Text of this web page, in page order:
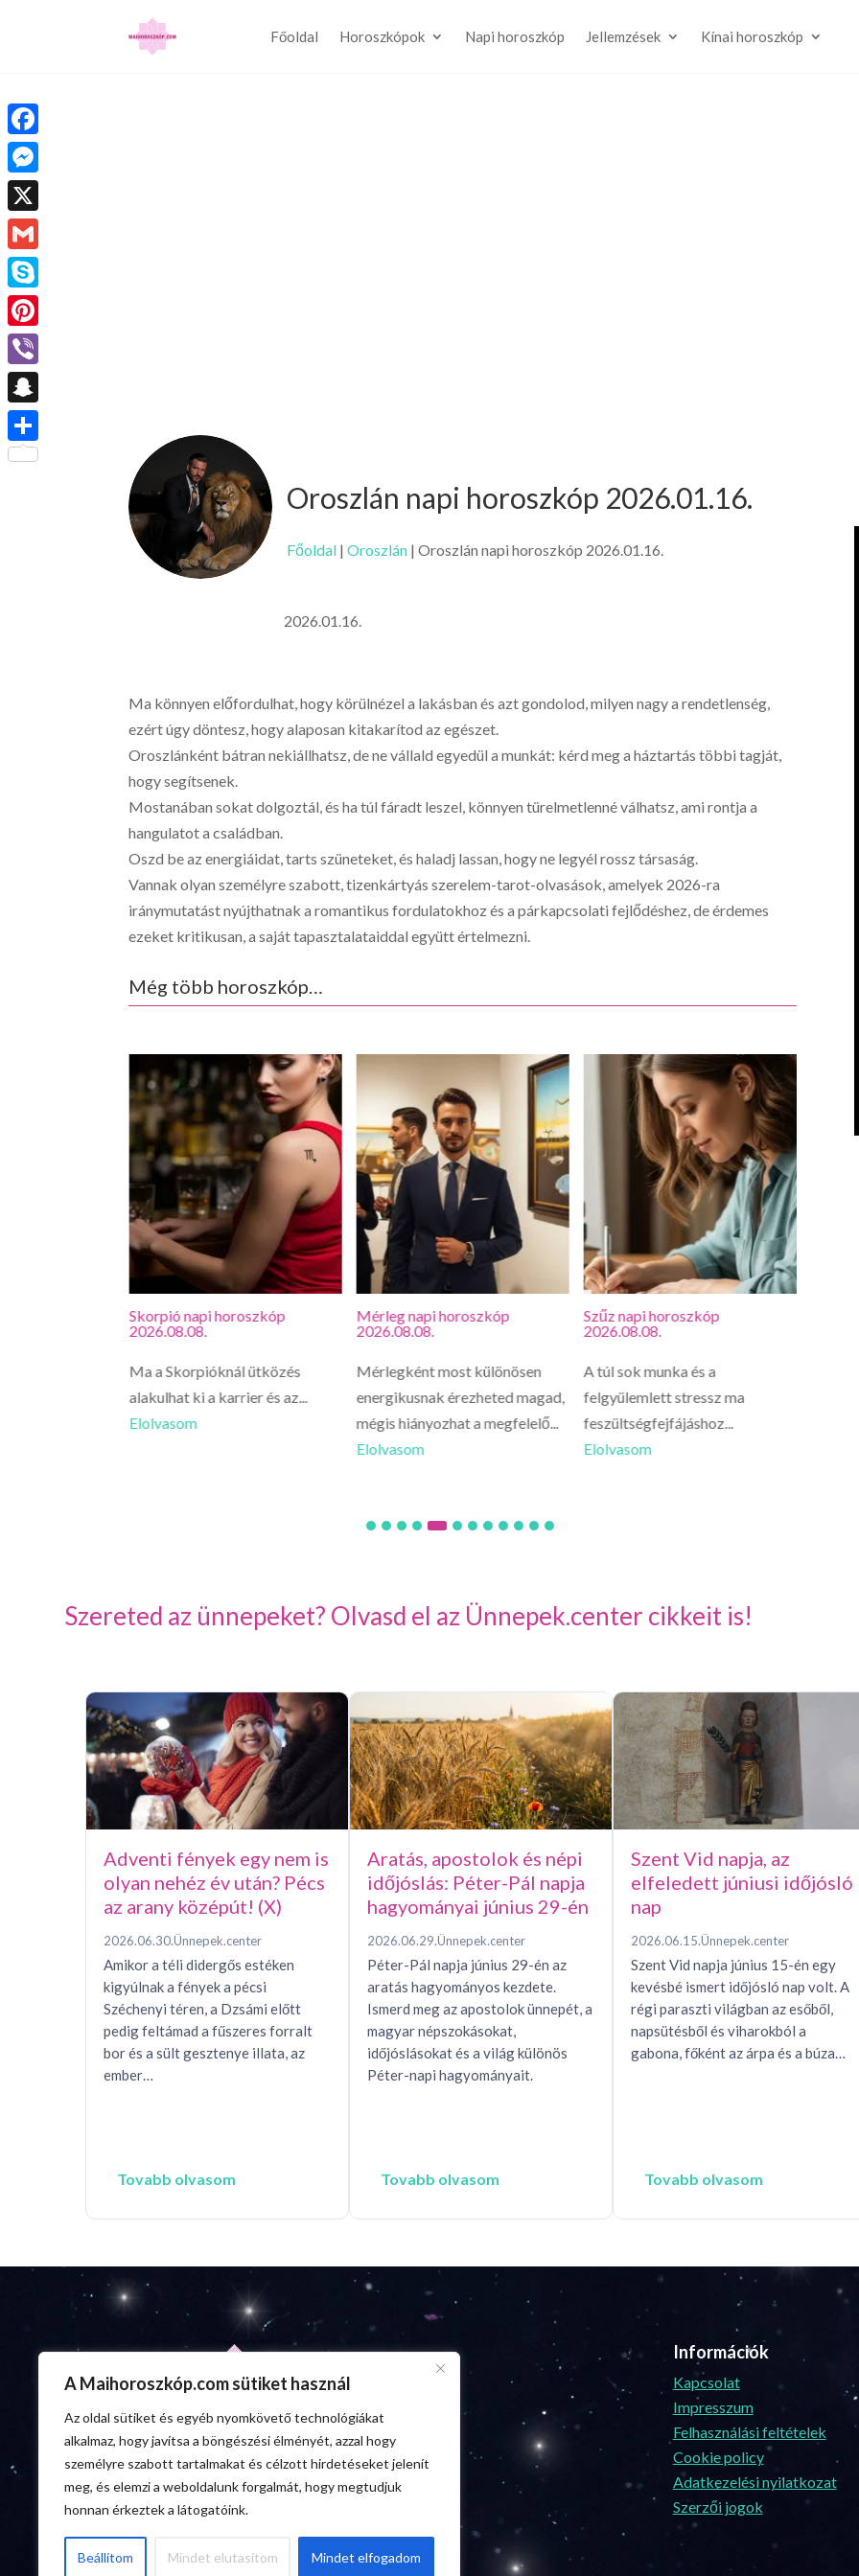
A Maihoroszkóp.com sütiket használ
Az oldal sütiket és egyéb nyomkövető technológiákat
alkalmaz, hogy javítsa a böngészési élményét, azzal hogy
személyre szabott tartalmakat és célzott hirdetéseket jelenít
meg, és elemzi a weboldalunk forgalmát, hogy megtudjuk
honnan érkeztek a látogatóink.
Beállítom Mindet elutasítom Mindet elfogadom
Főoldal Horoszkópok Napi horoszkóp Jellemzések Kínai horoszkóp
Oroszlán napi horoszkóp 2026.01.16.
Főoldal |Oroszlán |Oroszlán napi horoszkóp 2026.01.16.
2026.01.16.
Ma könnyen előfordulhat, hogy körülnézel a lakásban és azt gondolod, milyen nagy a rendetlenség,
ezért úgy döntesz, hogy alaposan kitakarítod az egészet.
Oroszlánként bátran nekiállhatsz, de ne vállald egyedül a munkát: kérd meg a háztartás többi tagját,
hogy segítsenek.
Mostanában sokat dolgoztál, és ha túl fáradt leszel, könnyen türelmetlenné válhatsz, ami rontja a
hangulatot a családban.
Oszd be az energiáidat, tarts szüneteket, és haladj lassan, hogy ne legyél rossz társaság.
Vannak olyan személyre szabott, tizenkártyás szerelem-tarot-olvasások, amelyek 2026-ra
iránymutatást nyújthatnak a romantikus fordulatokhoz és a párkapcsolati fejlődéshez, de érdemes
ezeket kritikusan, a saját tapasztalataiddal együtt értelmezni.
Még több horoszkóp…
Skorpió napi horoszkóp
2026.08.08.
Ma a Skorpióknál ütközés
alakulhat ki a karrier és az...
Elolvasom
Mérleg napi horoszkóp
2026.08.08.
Mérlegként most különösen
energikusnak érezheted magad,
mégis hiányozhat a megfelelő...
Elolvasom
Szűz napi horoszkóp
2026.08.08.
A túl sok munka és a
felgyülemlett stressz ma
feszültségfejfájáshoz...
Elolvasom
Szereted az ünnepeket? Olvasd el az Ünnepek.center cikkeit is!
Adventi fények egy nem is
olyan nehéz év után? Pécs
az arany középút! (X)
2026.06.30.Ünnepek.center
Amikor a téli didergős estéken
kigyúlnak a fények a pécsi
Széchenyi téren, a Dzsámi előtt
pedig feltámad a fűszeres forralt
bor és a sült gesztenye illata, az
ember…
Tovabb olvasom
Aratás, apostolok és népi
időjóslás: Péter-Pál napja
hagyományai június 29-én
2026.06.29.Ünnepek.center
Péter-Pál napja június 29-én az
aratás hagyományos kezdete.
Ismerd meg az apostolok ünnepét, a
magyar népszokásokat,
időjóslásokat és a világ különös
Péter-napi hagyományait.
Tovabb olvasom
Szent Vid napja, az
elfeledett júniusi időjósló
nap
2026.06.15.Ünnepek.center
Szent Vid napja június 15-én egy
kevésbé ismert időjósló nap volt. A
régi paraszti világban az esőből,
napsütésből és viharokból a
gabona, főként az árpa és a búza…
Tovabb olvasom
Információk
Kapcsolat
Impresszum
Felhasználási feltételek
Cookie policy
Adatkezelési nyilatkozat
Szerzői jogok
Facebook
Messenger
X
Gmail
Skype
Pinterest
Viber
Snapchat
Ossza